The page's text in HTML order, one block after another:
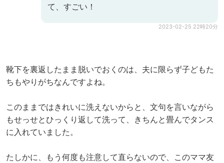
て、すごい！
2023-02-25 22時20分
靴下を裏返したまま脱いでおくのは、夫に限らず子どもた
ちもやりがちなんですよね。
このままではきれいに洗えないからと、文句を言いながら
もせっせとひっくり返して洗って、きちんと畳んでタンス
に入れていました。
たしかに、もう何度も注意して直らないので、このママ友